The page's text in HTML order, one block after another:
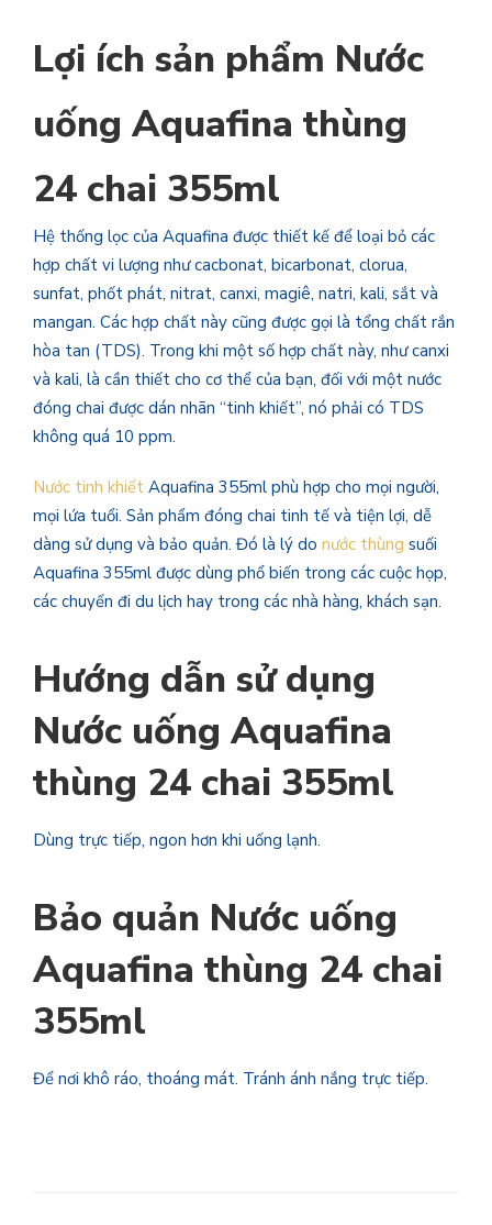
Lợi ích sản phẩm Nước
uống Aquafina thùng
24 chai 355ml
Hệ thống lọc của Aquafina được thiết kế để loại bỏ các
hợp chất vi lượng như cacbonat, bicarbonat, clorua,
sunfat, phốt phát, nitrat, canxi, magiê, natri, kali, sắt và
mangan. Các hợp chất này cũng được gọi là tổng chất rắn
hòa tan (TDS). Trong khi một số hợp chất này, như canxi
và kali, là cần thiết cho cơ thể của bạn, đối với một nước
đóng chai được dán nhãn “tinh khiết”, nó phải có TDS
không quá 10 ppm.
Nước tinh khiết Aquafina 355ml phù hợp cho mọi người,
mọi lứa tuổi. Sản phẩm đóng chai tinh tế và tiện lợi, dễ
dàng sử dụng và bảo quản. Đó là lý do nước thùng suối
Aquafina 355ml được dùng phổ biến trong các cuộc họp,
các chuyến đi du lịch hay trong các nhà hàng, khách sạn.
Hướng dẫn sử dụng
Nước uống Aquafina
thùng 24 chai 355ml
Dùng trực tiếp, ngon hơn khi uống lạnh.
Bảo quản Nước uống
Aquafina thùng 24 chai
355ml
Để nơi khô ráo, thoáng mát. Tránh ánh nắng trực tiếp.